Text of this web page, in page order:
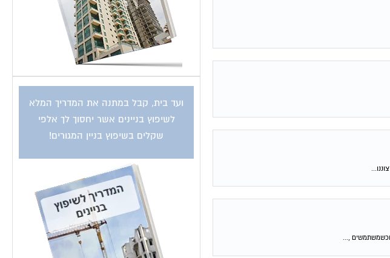
,...
ועד בית, קבל במתנה את המדריך המלא
לשיפוץ בניינים אשר יחסוך לך אלפי
שקלים בשיפוץ בניין המגורים!